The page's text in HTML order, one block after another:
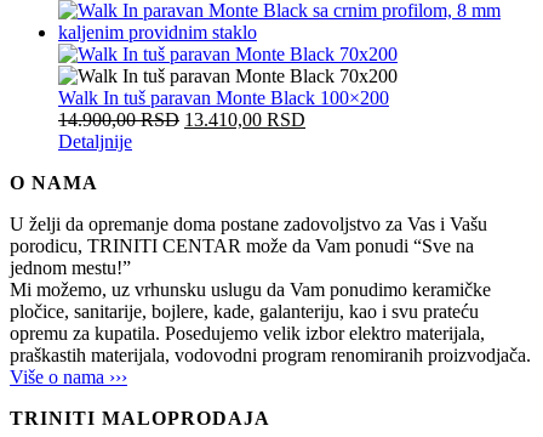
Walk In tuš paravan Monte Black 100×200
14.900,00RSD 13.410,00 RSD
Detaljnije
O NAMA
U želji da opremanje doma postane zadovoljstvo za Vas i Vašu
porodicu, TRINITI CENTAR može da Vam ponudi “Sve na
jednom mestu!”
Mi možemo, uz vrhunsku uslugu da Vam ponudimo keramičke
pločice, sanitarije, bojlere, kade, galanteriju, kao i svu prateću
opremu za kupatila. Posedujemo velik izbor elektro materijala,
praškastih materijala, vodovodni program renomiranih proizvodjača.
Više o nama ›››
TRINITI MALOPRODAJA